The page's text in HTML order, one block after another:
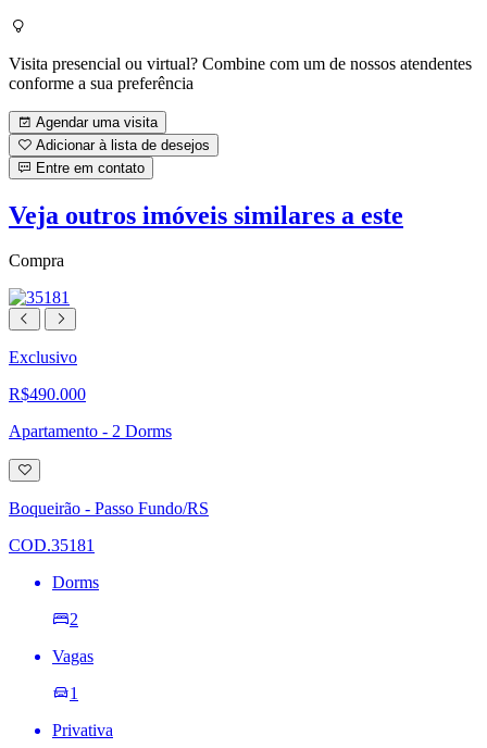
Visita presencial ou virtual? Combine com um de nossos atendentes
conforme a sua preferência
Agendar uma visita
Adicionar à lista de desejos
Entre em contato
Veja outros imóveis similares a este
Compra
Exclusivo
R$490.000
Apartamento - 2 Dorms
Adicionar
à
lista
de
Boqueirão - Passo Fundo/RS
COD.35181
Dorms
2
Vagas
1
Privativa